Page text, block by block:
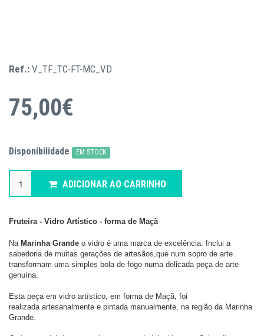
Ref.: V_TF_TC-FT-MC_VD
75,00€
Disponibilidade EM STOCK
ADICIONAR AO CARRINHO
Fruteira - Vidro Artístico - forma de Maçã
Na Marinha Grande o vidro é uma marca de excelência. Inclui a
sabedoria de muitas gerações de artesãos,que num sopro de arte
transformam uma simples bola de fogo numa delicada peça de arte
genuína.
Esta peça em vidro artístico, em forma de Maçã, foi
realizada artesanalmente e pintada manualmente, na região da Marinha
Grande.